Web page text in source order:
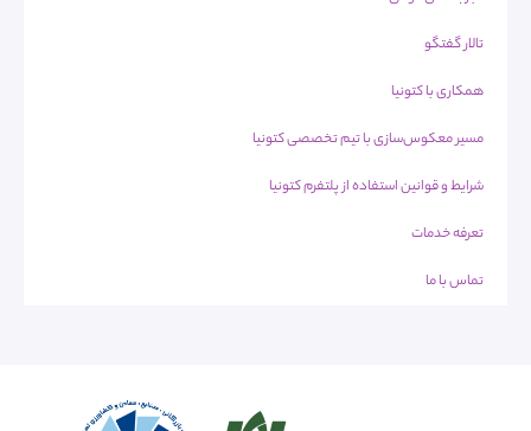
تالار گفتگو
همکاری با کتونیا
مسیر معکوس‌سازی با تیم تخصصی کتونیا
شرایط و قوانین استفاده از پلتفرم کتونیا
تعرفه خدمات
تماس با ما